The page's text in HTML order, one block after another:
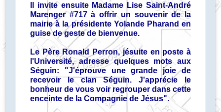
Il invite ensuite Madame Lise Saint-André
Marenger #717 à offrir un souvenir de la
mairie à la présidente Yolande Pharand en
guise de geste de bienvenue.
Le Père Ronald Perron, jésuite en poste à
l'Université, adresse quelques mots aux
Séguin: "J'éprouve une grande joie de
recevoir le clan Séguin. J'apprécie le
bonheur de vous voir regrouper dans cette
enceinte de la Compagnie de Jésus".